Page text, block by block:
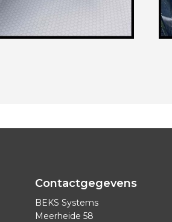
Contactgegevens
BEKS Systems
Meerheide 58